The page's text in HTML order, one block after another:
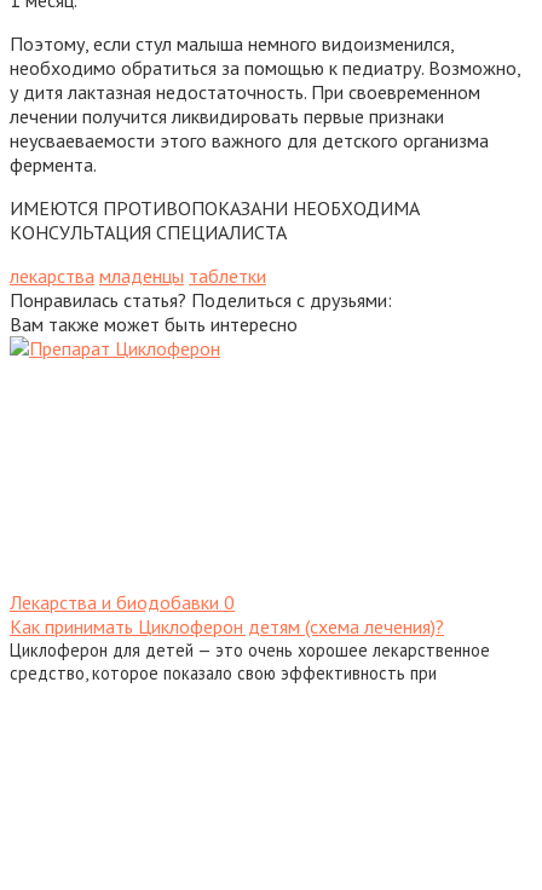
Поэтому, если стул малыша немного видоизменился,
необходимо обратиться за помощью к педиатру. Возможно,
у дитя лактазная недостаточность. При своевременном
лечении получится ликвидировать первые признаки
неусваеваемости этого важного для детского организма
фермента.
ИМЕЮТСЯ ПРОТИВОПОКАЗАНИ НЕОБХОДИМА
КОНСУЛЬТАЦИЯ СПЕЦИАЛИСТА
лекарства младенцы таблетки
Понравилась статья? Поделиться с друзьями:
Вам также может быть интересно
Лекарства и биодобавки 0
Как принимать Циклоферон детям (схема лечения)?
Циклоферон для детей — это очень хорошее лекарственное
средство, которое показало свою эффективность при